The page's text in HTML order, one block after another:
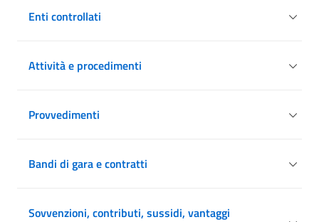
Enti controllati
Attività e procedimenti
Provvedimenti
Bandi di gara e contratti
Sovvenzioni, contributi, sussidi, vantaggi